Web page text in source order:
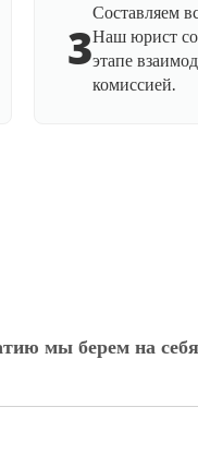
3
Составляем
Наш юрист
этапе
комиссией.
мы берем на